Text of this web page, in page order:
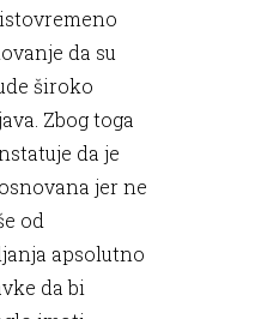
da su
široko
Zbog toga
da je
jer ne
od
apsolutno
da bi